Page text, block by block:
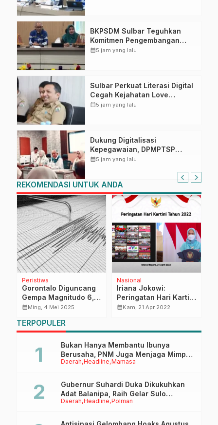
BKPSDM Sulbar Teguhkan
Komitmen Pengembangan
Kompetensi ASN melalui
calendar_month5 jam yang lalu
Sulbar Perkuat Literasi Digital
Cegah Kejahatan Love
Scamming
calendar_month5 jam yang lalu
Dukung Digitalisasi
Kepegawaian, DPMPTSP
Sulbar Siap Terapkan Aplikasi
calendar_month5 jam yang lalu
REKOMENDASI UNTUK ANDA
Peristiwa
Gorontalo Diguncang
Gempa Magnitudo 6,0
pada 3 Mei 2025
calendar_monthMing, 4 Mei 2025
Nasional
Iriana Jokowi:
Peringatan Hari Kartini
Momentum Perempuan
calendar_monthKam, 21 Apr 2022
TERPOPULER
Daerah Headline Mamasa
Bukan Hanya Membantu Ibunya
Berusaha, PNM Juga Menjaga Mimpi
Anaknya Untuk Menggapai Cita-Cita
Daerah Headline Polman
Gubernur Suhardi Duka Dikukuhkan
Adat Balanipa, Raih Gelar Sulo
Tappidena